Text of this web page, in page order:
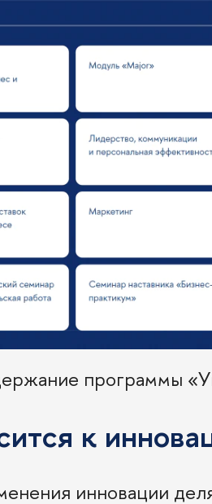
программы
к
инновации